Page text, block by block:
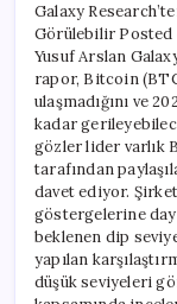
Galaxy
Görülebilir Posted
Yusuf Arslan
rapor, Bitcoin
ulaşmadığını ve
kadar
gözler lider varlık
tarafından
davet ediyor.
göstergelerine
beklenen dip
yapılan
düşük seviyeleri